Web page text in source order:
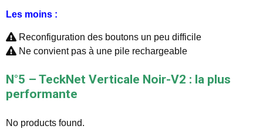
Les moins :
Reconfiguration des boutons un peu difficile
Ne convient pas à une pile rechargeable
N°5 – TeckNet Verticale Noir-V2 : la plus
performante
No products found.